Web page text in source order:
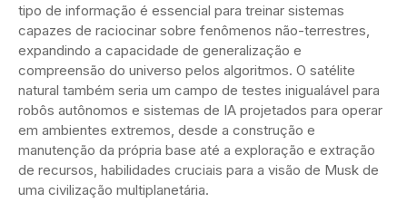
tipo de informação é essencial para treinar sistemas
capazes de raciocinar sobre fenômenos não-terrestres,
expandindo a capacidade de generalização e
compreensão do universo pelos algoritmos. O satélite
natural também seria um campo de testes inigualável para
robôs autônomos e sistemas de IA projetados para operar
em ambientes extremos, desde a construção e
manutenção da própria base até a exploração e extração
de recursos, habilidades cruciais para a visão de Musk de
uma civilização multiplanetária.